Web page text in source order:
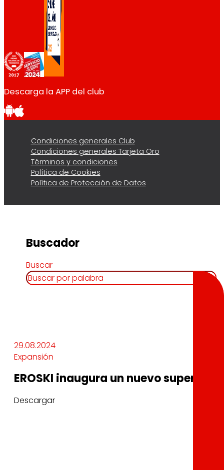
Descarga la APP del club
Condiciones generales Club
Condiciones generales Tarjeta Oro
Términos y condiciones
Política de Cookies
Política de Protección de Datos
Buscador
Buscar
29.08.2024
Expansión
EROSKI inaugura un nuevo
Descargar